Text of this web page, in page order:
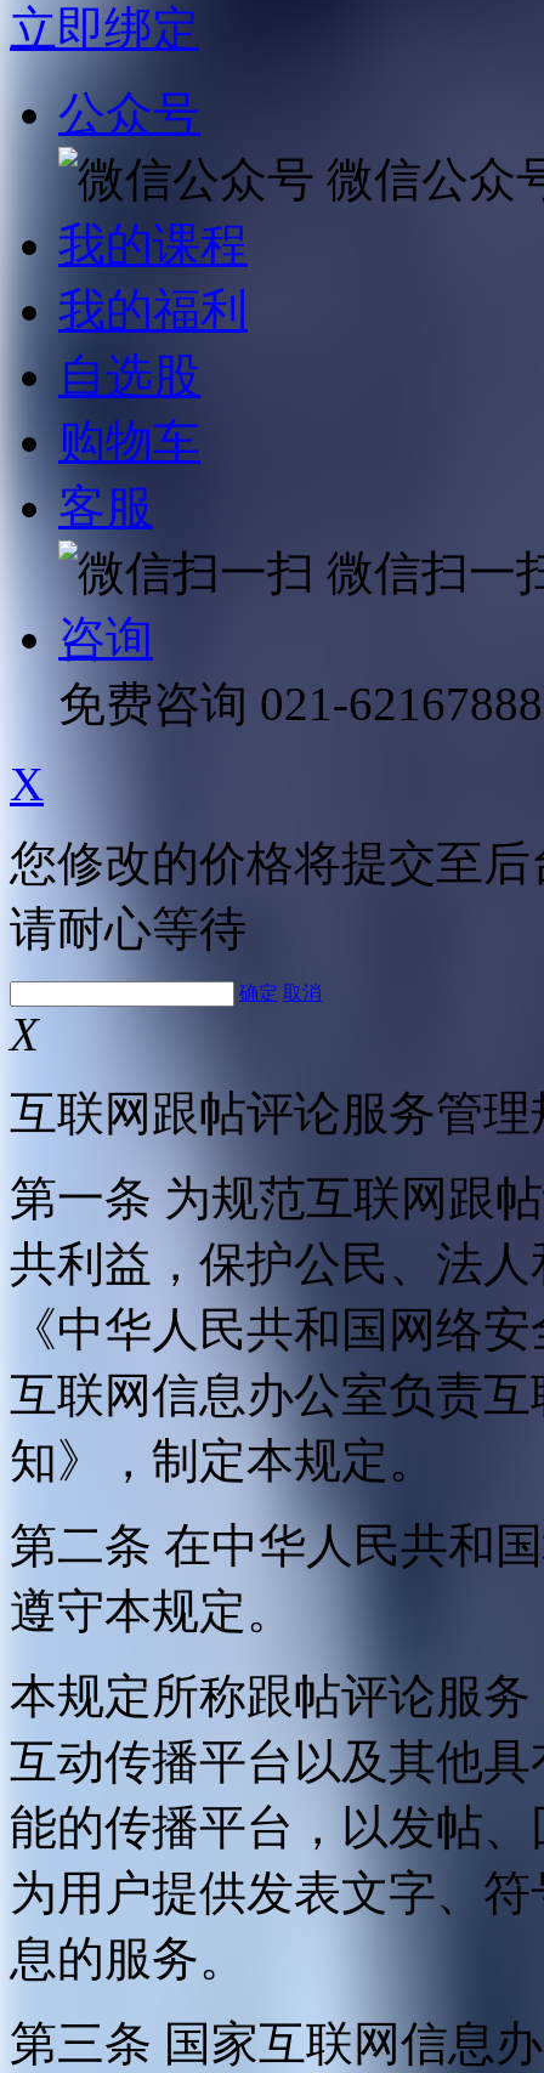
立即绑定
公众号
微信公众
我的课程
我的福利
自选股
购物车
客服
微信扫一
咨询
免费咨询 021-62167888
X
您修改的价格将提交至
请耐心等待
确定 取消
X
互联网跟帖评论服务管理
第一条 为规范互联网跟
共利益，保护公民、法
《中华人民共和国网络
互联网信息办公室负责
知》，制定本规定。
第二条 在中华人民共和
遵守本规定。
本规定所称跟帖评论服
互动传播平台以及其他
能的传播平台，以发帖
为用户提供发表文字、
息的服务。
第三条 国家互联网信息